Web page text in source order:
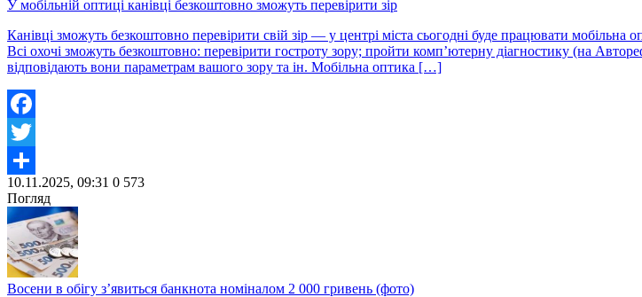
У мобільній оптиці канівці безкоштовно зможуть перевірити зір
Канівці зможуть безкоштовно перевірити свій зір — у центрі міста сьогодні буде працювати
Всі охочі зможуть безкоштовно: перевірити гостроту зору; пройти комп’ютерну діагностику (на
відповідають вони параметрам вашого зору та ін. Мобільна оптика […]
Facebook
Twitter
Share
10.11.2025, 09:31 0 573
Погляд
Восени в обігу з’явиться банкнота номіналом 2 000 гривень (фото)